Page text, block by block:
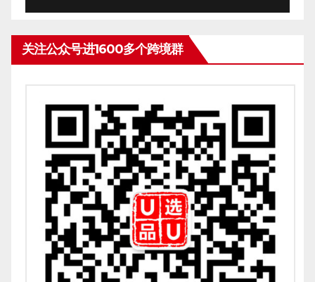
关注公众号进1600多个跨境群